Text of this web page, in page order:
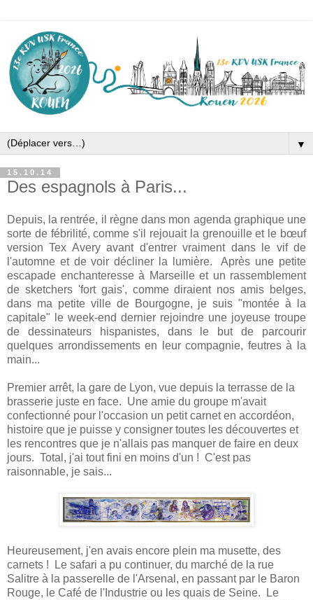
▼
15.10.14
Des espagnols à Paris...
Depuis, la rentrée, il règne dans mon agenda graphique une
sorte de fébrilité, comme s'il rejouait la grenouille et le bœuf
version Tex Avery avant d'entrer vraiment dans le vif de
l'automne et de voir décliner la lumière. Après une petite
escapade enchanteresse à Marseille et un rassemblement
de sketchers 'fort gais', comme diraient nos amis belges,
dans ma petite ville de Bourgogne, je suis "montée à la
capitale" le week-end dernier rejoindre une joyeuse troupe
de dessinateurs hispanistes, dans le but de parcourir
quelques arrondissements en leur compagnie, feutres à la
main...
Premier arrêt, la gare de Lyon, vue depuis la terrasse de la
brasserie juste en face. Une amie du groupe m'avait
confectionné pour l'occasion un petit carnet en accordéon,
histoire que je puisse y consigner toutes les découvertes et
les rencontres que je n'allais pas manquer de faire en deux
jours. Total, j'ai tout fini en moins d'un ! C'est pas
raisonnable, je sais...
Heureusement, j'en avais encore plein ma musette, des
carnets ! Le safari a pu continuer, du marché de la rue
Salitre à la passerelle de l'Arsenal, en passant par le Baron
Rouge, le Café de l'Industrie ou les quais de Seine. Le